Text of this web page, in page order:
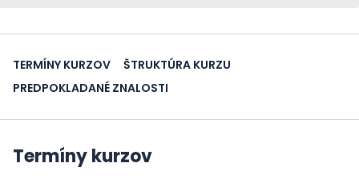
TERMÍNY KURZOV
ŠTRUKTÚRA KURZU
PREDPOKLADANÉ ZNALOSTI
Termíny kurzov